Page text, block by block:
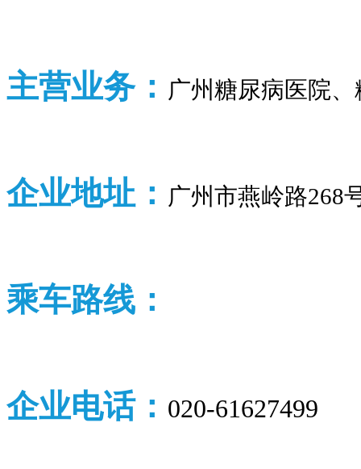
主营业务： 广州糖尿病医院
企业地址： 广州市燕岭路268
乘车路线：
企业电话： 020-61627499